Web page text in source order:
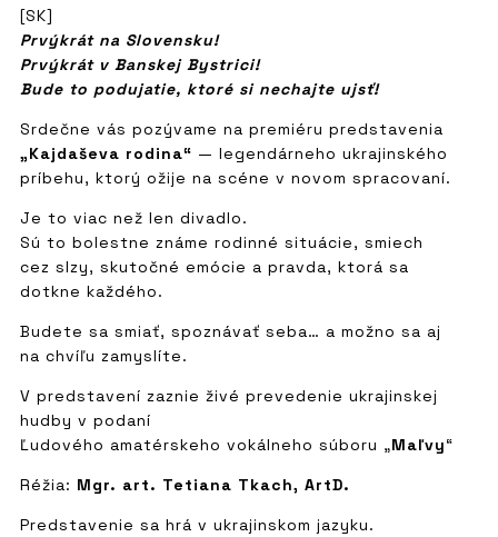
[SK]
Prvýkrát na Slovensku!
Prvýkrát v Banskej Bystrici!
Bude to podujatie, ktoré si nechajte ujsť!
Srdečne vás pozývame na premiéru predstavenia
„Kajdaševa rodina“ — legendárneho ukrajinského
príbehu, ktorý ožije na scéne v novom spracovaní.
Je to viac než len divadlo.
Sú to bolestne známe rodinné situácie, smiech
cez slzy, skutočné emócie a pravda, ktorá sa
dotkne každého.
Budete sa smiať, spoznávať seba… a možno sa aj
na chvíľu zamyslíte.
V predstavení zaznie živé prevedenie ukrajinskej
hudby v podaní
Ľudového amatérskeho vokálneho súboru „Maľvy“
Réžia: Mgr. art. Tetiana Tkach, ArtD.
Predstavenie sa hrá v ukrajinskom jazyku.